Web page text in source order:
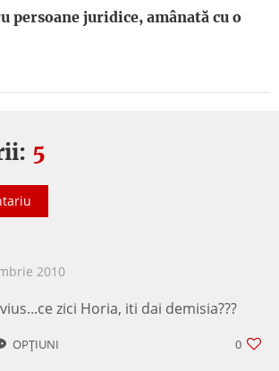
persoane juridice, amânată cu o
5
2010
zici Horia, iti dai demisia???
0
OPȚIUNI